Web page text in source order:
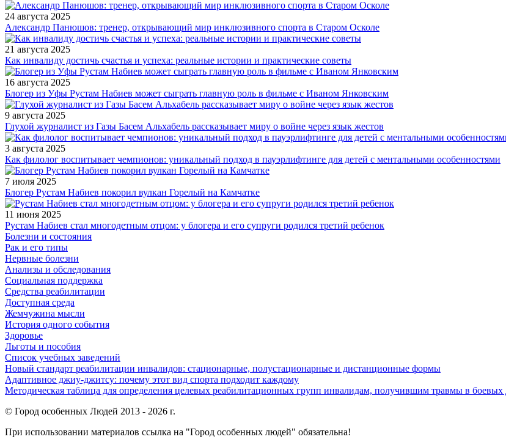
24 августа 2025
Александр Панюшов: тренер, открывающий мир инклюзивного спорта в Старом Осколе
21 августа 2025
Как инвалиду достичь счастья и успеха: реальные истории и практические советы
16 августа 2025
Блогер из Уфы Рустам Набиев может сыграть главную роль в фильме с Иваном Янковским
9 августа 2025
Глухой журналист из Газы Басем Альхабель рассказывает миру о войне через язык жестов
3 августа 2025
Как филолог воспитывает чемпионов: уникальный подход в пауэрлифтинге для детей с ментальными особенностями
7 июля 2025
Блогер Рустам Набиев покорил вулкан Горелый на Камчатке
11 июня 2025
Рустам Набиев стал многодетным отцом: у блогера и его супруги родился третий ребенок
Болезни и состояния
Рак и его типы
Нервные болезни
Анализы и обследования
Социальная поддержка
Средства реабилитации
Доступная среда
Жемчужина мысли
История одного события
Здоровье
Льготы и пособия
Список учебных заведений
Новый стандарт реабилитации инвалидов: стационарные, полустационарные и дистанционные формы
Адаптивное джиу-джитсу: почему этот вид спорта подходит каждому
Методическая таблица для определения целевых реабилитационных групп инвалидам, получившим травмы в боевых
© Город особенных Людей 2013 - 2026 г.
При использовании материалов ссылка на "Город особенных людей" обязательна!